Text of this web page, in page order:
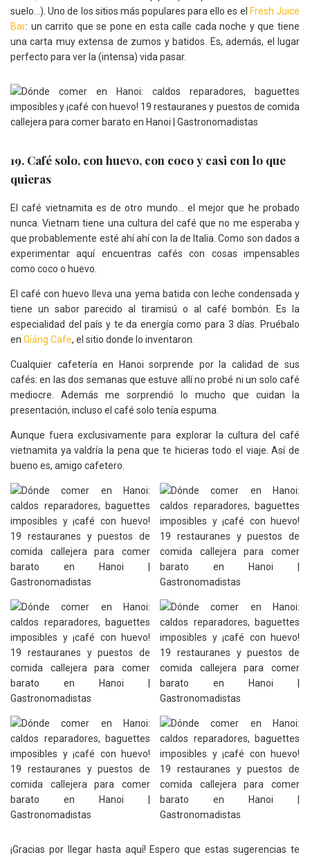
suelo…). Uno de los sitios más populares para ello es el Fresh Juice
Bar: un carrito que se pone en esta calle cada noche y que tiene
una carta muy extensa de zumos y batidos. Es, además, el lugar
perfecto para ver la (intensa) vida pasar.
19. Café solo, con huevo, con coco y casi con lo que
quieras
El café vietnamita es de otro mundo… el mejor que he probado
nunca. Vietnam tiene una cultura del café que no me esperaba y
que probablemente esté ahí ahí con la de Italia. Como son dados a
experimentar aquí encuentras cafés con cosas impensables
como coco o huevo.
El café con huevo lleva una yema batida con leche condensada y
tiene un sabor parecido al tiramisú o al café bombón. Es la
especialidad del país y te da energía como para 3 días. Pruébalo
en Giảng Cafe, el sitio donde lo inventaron.
Cualquier cafetería en Hanoi sorprende por la calidad de sus
cafés: en las dos semanas que estuve allí no probé ni un solo café
mediocre. Además me sorprendió lo mucho que cuidan la
presentación, incluso el café solo tenía espuma.
Aunque fuera exclusivamente para explorar la cultura del café
vietnamita ya valdría la pena que te hicieras todo el viaje. Así de
bueno es, amigo cafetero.
¡Gracias por llegar hasta aquí! Espero que estas sugerencias te